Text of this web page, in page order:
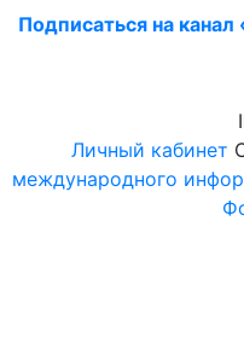
Подписаться на
Личный кабинет
международного